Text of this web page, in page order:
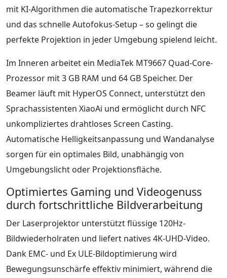
mit KI-Algorithmen die automatische Trapezkorrektur
und das schnelle Autofokus-Setup – so gelingt die
perfekte Projektion in jeder Umgebung spielend leicht.
Im Inneren arbeitet ein MediaTek MT9667 Quad-Core-
Prozessor mit 3 GB RAM und 64 GB Speicher. Der
Beamer läuft mit HyperOS Connect, unterstützt den
Sprachassistenten XiaoAi und ermöglicht durch NFC
unkompliziertes drahtloses Screen Casting.
Automatische Helligkeitsanpassung und Wandanalyse
sorgen für ein optimales Bild, unabhängig von
Umgebungslicht oder Projektionsfläche.
Optimiertes Gaming und Videogenuss
durch fortschrittliche Bildverarbeitung
Der Laserprojektor unterstützt flüssige 120Hz-
Bildwiederholraten und liefert natives 4K-UHD-Video.
Dank EMC- und Ex ULE-Bildoptimierung wird
Bewegungsunschärfe effektiv minimiert, während die